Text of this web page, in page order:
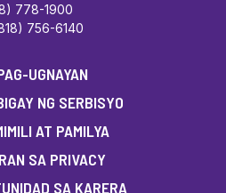
778-1900
756-6140
UGNAYAN
NG SERBISYO
AT PAMILYA
SA PRIVACY
SA KARERA